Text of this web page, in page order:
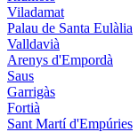
Viladamat
Palau de Santa Eulàlia
Valldavià
Arenys d'Empordà
Saus
Garrigàs
Fortià
Sant Martí d'Empúries